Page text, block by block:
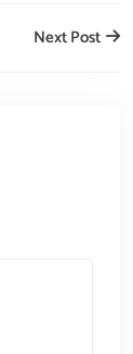
Next Post